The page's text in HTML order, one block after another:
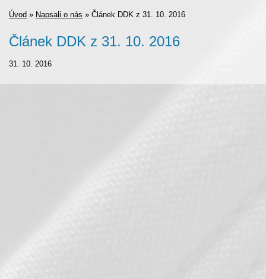
Úvod » Napsali o nás » Článek DDK z 31. 10. 2016
Článek DDK z 31. 10. 2016
31. 10. 2016